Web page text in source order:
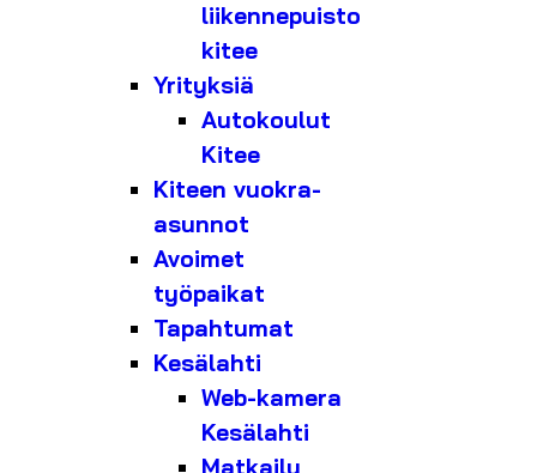
liikennepuisto
kitee
Yrityksiä
Autokoulut
Kitee
Kiteen vuokra-
asunnot
Avoimet
työpaikat
Tapahtumat
Kesälahti
Web-kamera
Kesälahti
Matkailu